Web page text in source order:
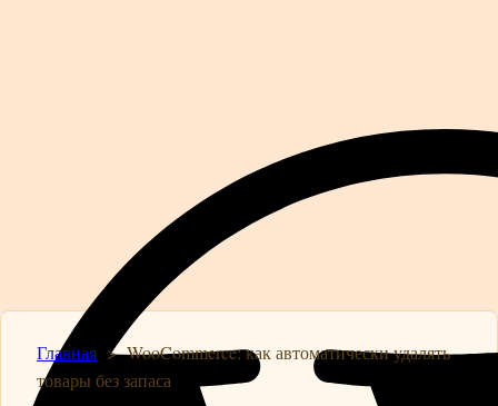
Главная >WooCommerce: как автоматически удалять
товары без запаса